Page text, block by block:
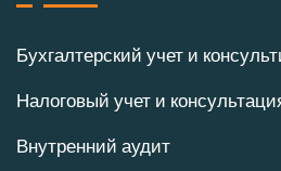
Бухгалтерский учет и
Налоговый учет и
Внутренний аудит